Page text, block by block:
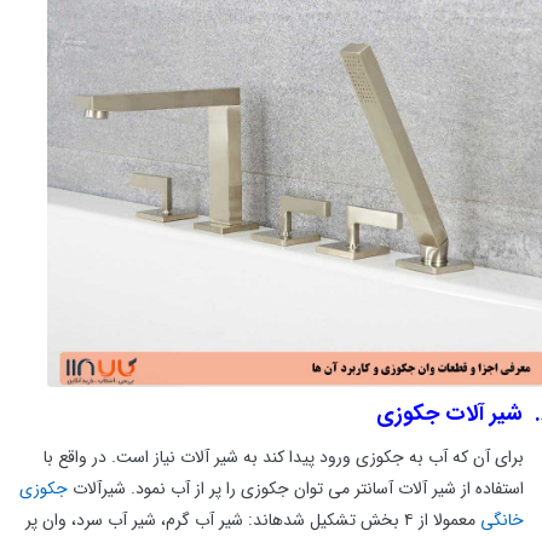
شیر آلات جکوزی
برای آن که آب به جکوزی ورود پیدا کند به شیر آلات نیاز است. در واقع با
استفاده از شیر آلات آسانتر می توان جکوزی را پر از آب نمود. شیرآلات جکوزی
خانگی
معمولا از ۴ بخش تشکیل شدهاند: شیر آب گرم، شیر آب سرد، وان پر